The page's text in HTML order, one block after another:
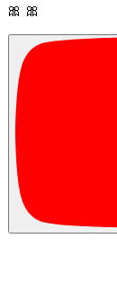
🎀 🎀